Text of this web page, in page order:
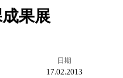
果展
日期
17.02.2013